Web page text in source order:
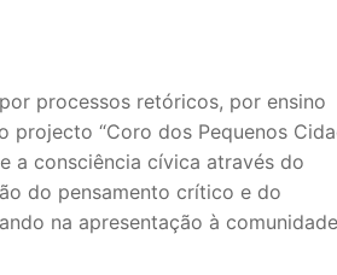
processos retóricos, por ensino
projecto “Coro dos Pequenos
a consciência cívica através do
do pensamento crítico e do
na apresentação à